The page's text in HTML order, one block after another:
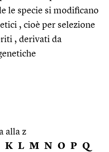
le specie si modificano
, cioè per selezione
, derivati da
alla z
K L M N O P Q